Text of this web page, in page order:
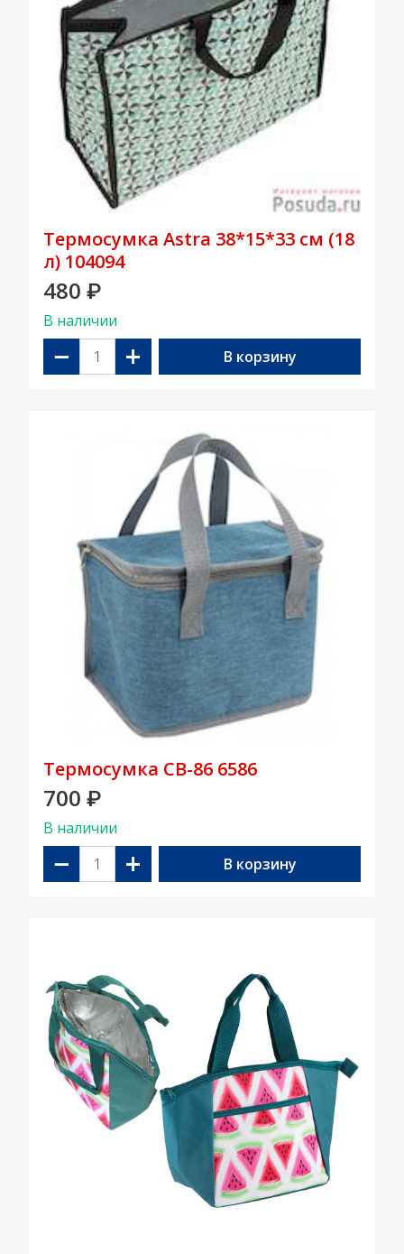
Термосумка Astra 38*15*33 см (18
л) 104094
480 ₽
В наличии
− + В корзину
Термосумка CB-86 6586
700 ₽
В наличии
− + В корзину